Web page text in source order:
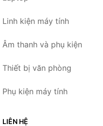
Linh kiện máy tính
Âm thanh và phụ kiện
Thiết bị văn phòng
Phụ kiện máy tính
LIÊN HỆ